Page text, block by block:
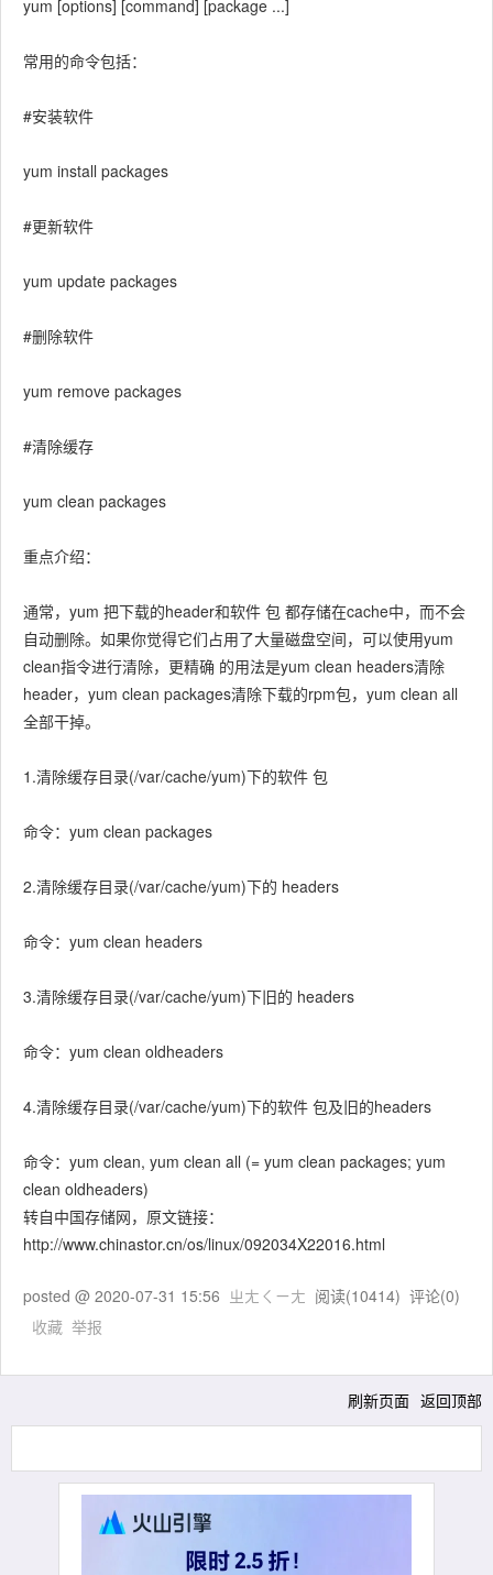
yum [options] [command] [package ...]
常用的命令包括：
#安装软件
yum install packages
#更新软件
yum update packages
#删除软件
yum remove packages
#清除缓存
yum clean packages
重点介绍：
通常，yum 把下载的header和软件 包 都存储在cache中，而不会
自动删除。如果你觉得它们占用了大量磁盘空间，可以使用yum
clean指令进行清除，更精确 的用法是yum clean headers清除
header，yum clean packages清除下载的rpm包，yum clean all
全部干掉。
1.清除缓存目录(/var/cache/yum)下的软件 包
命令：yum clean packages
2.清除缓存目录(/var/cache/yum)下的 headers
命令：yum clean headers
3.清除缓存目录(/var/cache/yum)下旧的 headers
命令：yum clean oldheaders
4.清除缓存目录(/var/cache/yum)下的软件 包及旧的headers
命令：yum clean, yum clean all (= yum clean packages; yum
clean oldheaders)
转自中国存储网，原文链接：
http://www.chinastor.cn/os/linux/092034X22016.html
posted @ 2020-07-31 15:56 ㄓㄤㄑㄧㄤ 阅读(10414) 评论(0)
收藏 举报
刷新页面 返回顶部